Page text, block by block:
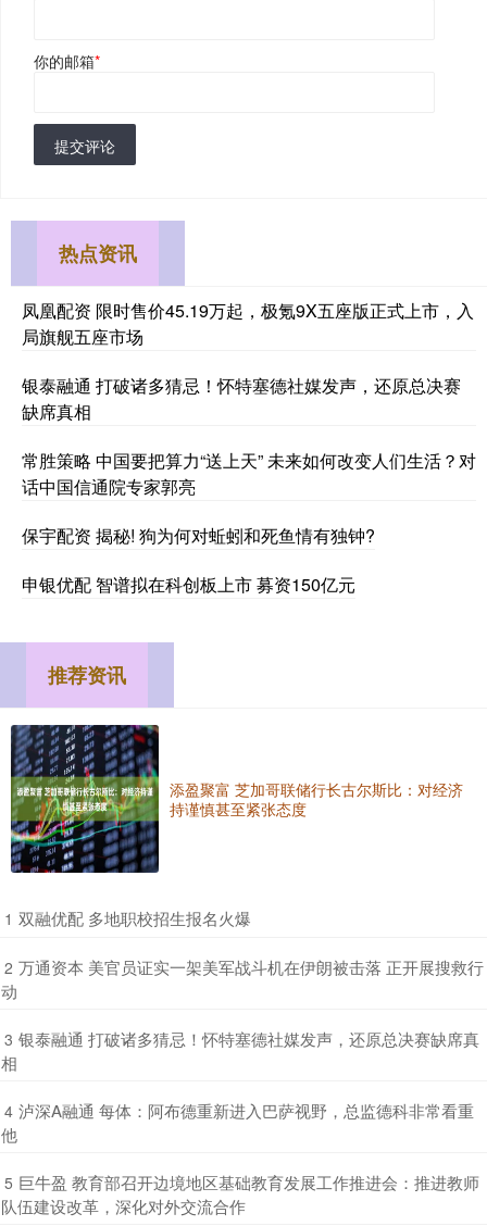
你的邮箱*
提交评论
热点资讯
凤凰配资 限时售价45.19万起，极氪9X五座版正式上市，入
局旗舰五座市场
银泰融通 打破诸多猜忌！怀特塞德社媒发声，还原总决赛
缺席真相
常胜策略 中国要把算力“送上天” 未来如何改变人们生活？对
话中国信通院专家郭亮
保宇配资 揭秘! 狗为何对蚯蚓和死鱼情有独钟?
申银优配 智谱拟在科创板上市 募资150亿元
推荐资讯
添盈聚富 芝加哥联储行长古尔斯比：对经济
持谨慎甚至紧张态度
1 ​双融优配 多地职校招生报名火爆
2 ​万通资本 美官员证实一架美军战斗机在伊朗被击落 正开展搜救行
动
3 ​银泰融通 打破诸多猜忌！怀特塞德社媒发声，还原总决赛缺席真
相
4 ​泸深A融通 每体：阿布德重新进入巴萨视野，总监德科非常看重
他
5 ​巨牛盈 教育部召开边境地区基础教育发展工作推进会：推进教师
队伍建设改革，深化对外交流合作